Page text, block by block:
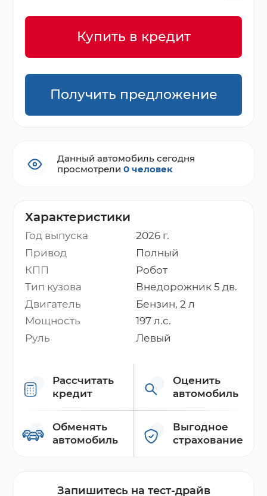
Характеристики
Год выпуска
2026 г.
Привод
Полный
КПП
Робот
Тип кузова
Внедорожник 5 дв.
Двигатель
Бензин, 2 л
Мощность
197 л.с.
Руль
Левый
Рассчитать
кредит
Оценить
автомобиль
Обменять
автомобиль
Выгодное
страхование
Купить в кредит
Получить предложение
Данный автомобиль сегодня
просмотрели0 человек
Запишитесь на тест-драйв